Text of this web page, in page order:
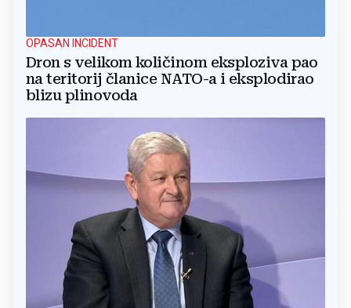
OPASAN INCIDENT
Dron s velikom količinom eksploziva pao
na teritorij članice NATO-a i eksplodirao
blizu plinovoda